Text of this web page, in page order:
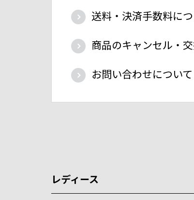
送料・決済手数料に
商品のキャンセル・
お問い合わせについて
レディース